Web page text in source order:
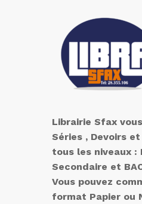
Librairie Sfax
Séries , Devoirs
tous les niveaux :
Secondaire et
Vous pouvez
format Papier ou